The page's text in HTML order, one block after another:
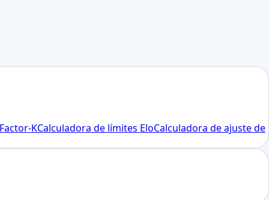
KCalculadora de límites EloCalculadora de ajuste de